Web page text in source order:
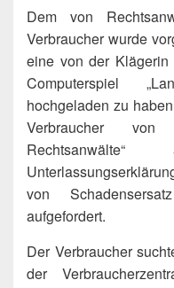
Dem von
Verbraucher wurde
eine von der Klägerin
Computerspiel
hochgeladen zu
Verbraucher
von
aufgefordert.
Der Verbraucher
der